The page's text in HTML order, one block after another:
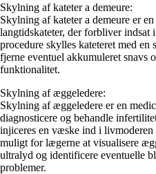
Skylning af kateter a demeure:
Skylning af kateter a demeure er
langtidskateter, der forbliver
procedure skylles kateteret med
fjerne eventuel akkumuleret snavs
funktionalitet.
Skylning af æggeledere:
Skylning af æggeledere er en
diagnosticere og behandle
injiceres en væske ind i
muligt for lægerne at visualisere
ultralyd og identificere eventuelle
problemer.